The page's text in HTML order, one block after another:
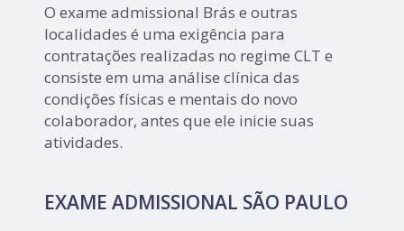
O exame admissional Brás e outras
localidades é uma exigência para
contratações realizadas no regime CLT e
consiste em uma análise clínica das
condições físicas e mentais do novo
colaborador, antes que ele inicie suas
atividades.
EXAME ADMISSIONAL SÃO PAULO